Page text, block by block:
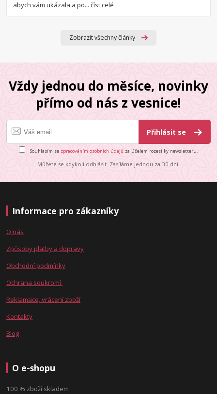
abych vám ukázala a po...číst celé
Zobrazit všechny články
Vždy jednou do měsíce, novinky
přímo od nás z vesnice!
Přihlásit se
Souhlasím se zpracováním osobních údajů za účelem rozesílky newsletteru.
Můžete se kdykoli odhlásit. Zasíláme jednou za 30 dní.
Informace pro zákazníky
O nás
Způsoby platby a dopravy
Obchodní podmínky
Ochrana soukromí
Reklamace, vrácení zboží
Kontakty
Blog
O e-shopu
100 % zboží skladem